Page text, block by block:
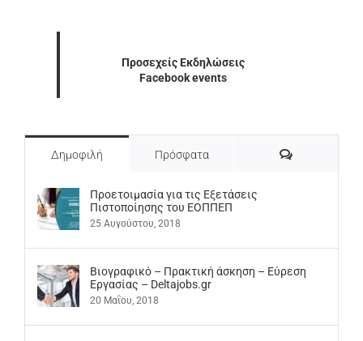
Προσεχείς Εκδηλώσεις
Facebook events
Δημοφιλή Πρόσφατα Σχόλια
Προετοιμασία για τις Εξετάσεις
Πιστοποίησης του ΕΟΠΠΕΠ
25 Αυγούστου, 2018
Βιογραφικό – Πρακτική άσκηση – Εύρεση
Εργασίας – Deltajobs.gr
20 Μαΐου, 2018